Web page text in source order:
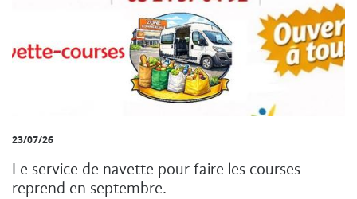
23/07/26
Le service de navette pour faire les courses
reprend en septembre.